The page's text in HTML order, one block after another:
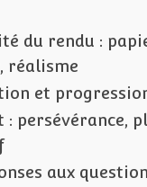
du rendu :
réalisme
et
: persévérance,
aux